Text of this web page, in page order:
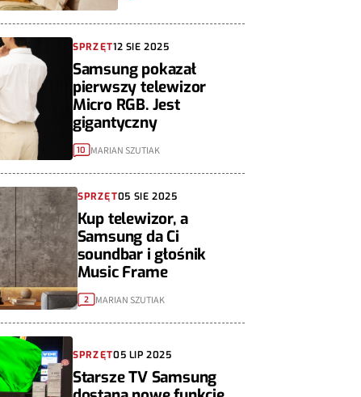
SPRZĘT12 SIE 2025
Samsung pokazał
pierwszy telewizor
Micro RGB. Jest
gigantyczny
10 MARIAN SZUTIAK
SPRZĘT05 SIE 2025
Kup telewizor, a
Samsung da Ci
soundbar i głośnik
Music Frame
2 MARIAN SZUTIAK
SPRZĘT05 LIP 2025
Starsze TV Samsung